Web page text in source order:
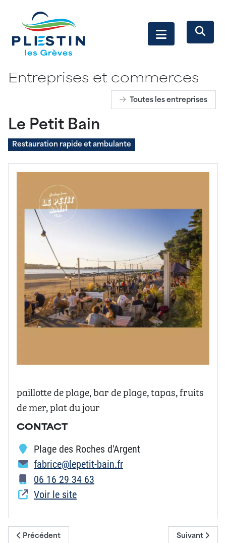
Entreprises et commerces
Toutes les entreprises
Le Petit Bain
Restauration rapide et ambulante
paillotte de plage, bar de plage, tapas, fruits
de mer, plat du jour
CONTACT
Plage des Roches d'Argent
fabrice@lepetit-bain.fr
06 16 29 34 63
Voir le site
Article précédent : Pizza Piccola Italia
Précédent Article
Suivant